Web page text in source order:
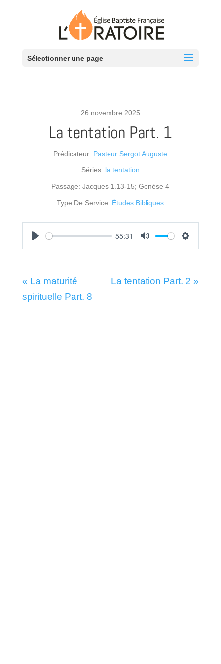
Sélectionner une page
26 novembre 2025
La tentation Part. 1
Prédicateur: Pasteur Sergot Auguste
Séries: la tentation
Passage: Jacques 1.13-15; Genèse 4
Type De Service: Études Bibliques
Play
55:31
Mute Settings
« La maturité
spirituelle Part. 8
La tentation Part. 2 »